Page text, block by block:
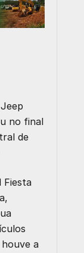
no final
de
Fiesta
a